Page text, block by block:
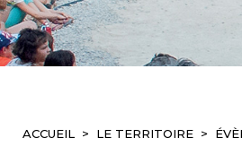
ACCUEIL LE TERRITOIRE